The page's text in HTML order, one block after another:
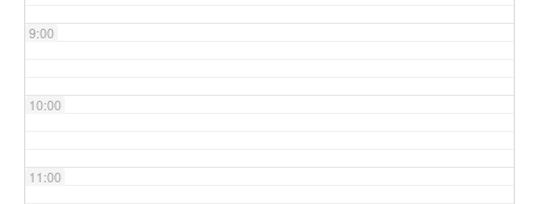
9:00
10:00
11:00